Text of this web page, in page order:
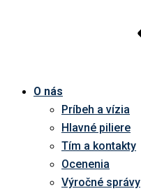
O nás
Príbeh a vízia
Hlavné piliere
Tím a kontakty
Ocenenia
Výročné správy